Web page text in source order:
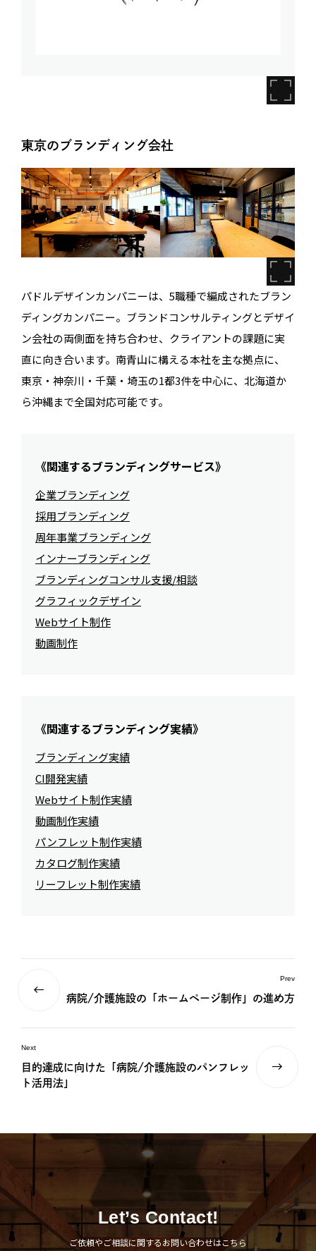
東京のブランディング会社
パドルデザインカンパニーは、5職種で編成されたブラン
ディングカンパニー。ブランドコンサルティングとデザイ
ン会社の両側面を持ち合わせ、クライアントの課題に実
直に向き合います。南青山に構える本社を主な拠点に、
東京・神奈川・千葉・埼玉の1都3件を中心に、北海道か
ら沖縄まで全国対応可能です。
《関連するブランディングサービス》
企業ブランディング
採用ブランディング
周年事業ブランディング
インナーブランディング
ブランディングコンサル支援/相談
グラフィックデザイン
Webサイト制作
動画制作
《関連するブランディング実績》
ブランディング実績
CI開発実績
Webサイト制作実績
動画制作実績
パンフレット制作実績
カタログ制作実績
リーフレット制作実績
Prev
病院/介護施設の「ホームページ制作」の進め方
Next
目的達成に向けた「病院/介護施設のパンフレッ
ト活用法」
Let’s Contact!
ご依頼やご相談に関するお問い合わせはこちら